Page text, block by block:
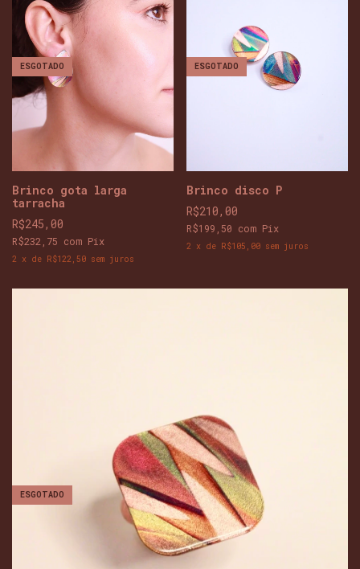
ESGOTADO
Brinco gota larga
tarracha
R$245,00
R$232,75 com Pix
2 x de R$122,50 sem juros
ESGOTADO
Brinco disco P
R$210,00
R$199,50 com Pix
2 x de R$105,00 sem juros
ESGOTADO